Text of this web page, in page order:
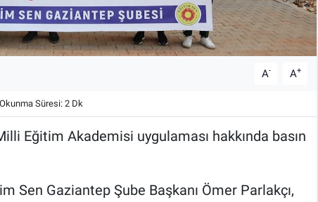
A- A+
Okunma Süresi: 2 Dk
Eğitim Akademisi uygulaması hakkında basın
Sen Gaziantep Şube Başkanı Ömer Parlakçı,